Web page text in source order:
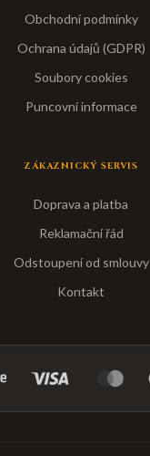
Obchodní podmínky
Ochrana údajů (GDPR)
Soubory cookies
Puncovní informace
ZÁKAZNICKÝ SERVIS
Doprava a platba
Reklamační řád
Odstoupení od smlouvy
Kontakt